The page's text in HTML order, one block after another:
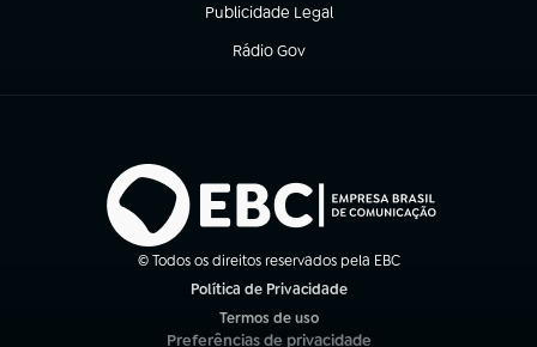
Publicidade Legal
(abre em nova aba)
Rádio Gov
(abre em nova aba)
© Todos os direitos reservados pela EBC
Política de Privacidade
Termos de uso
(abre em nova aba)
Preferências de privacidade